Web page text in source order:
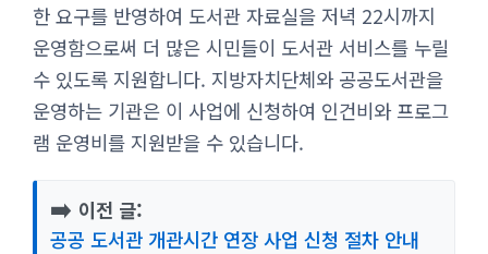
한 요구를 반영하여 도서관 자료실을 저녁 22시까지
운영함으로써 더 많은 시민들이 도서관 서비스를 누릴
수 있도록 지원합니다. 지방자치단체와 공공도서관을
운영하는 기관은 이 사업에 신청하여 인건비와 프로그
램 운영비를 지원받을 수 있습니다.
➡️ 이전 글:
공공 도서관 개관시간 연장 사업 신청 절차 안내